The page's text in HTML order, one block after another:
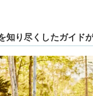
知り尽くしたガイド